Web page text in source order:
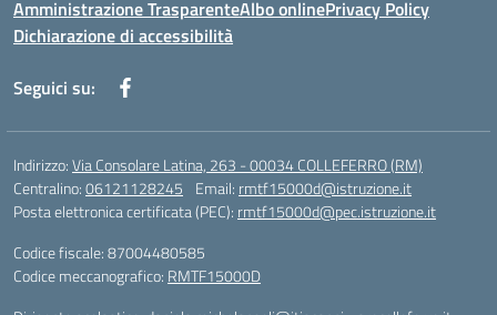
Amministrazione TrasparenteAlbo onlinePrivacy Policy
Dichiarazione di accessibilità
Seguici su:
Indirizzo:Via Consolare Latina, 263 - 00034 COLLEFERRO (RM)
Centralino:06121128245 Email: rmtf15000d@istruzione.it
Posta elettronica certificata (PEC): rmtf15000d@pec.istruzione.it
Codice fiscale: 87004480585
Codice meccanografico: RMTF15000D